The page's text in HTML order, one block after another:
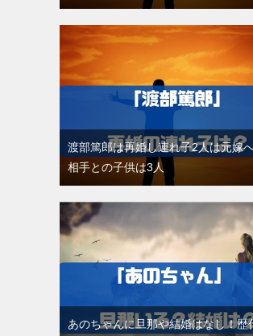
渡部篤郎は再婚し連れ子2人は元嫁
相手との子供は3人
あのちゃんに旦那や結婚はなし！歴